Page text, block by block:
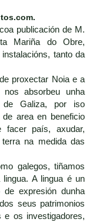
publicación de M.
Mariña do Obre,
tanto da
proxectar Noia e a
absorbeu unha
de Galiza, por iso
area en beneficio
país, axudar,
na medida das
galegos, tiñamos
A lingua é un
expresión dunha
seus patrimonios
e os investigadores,